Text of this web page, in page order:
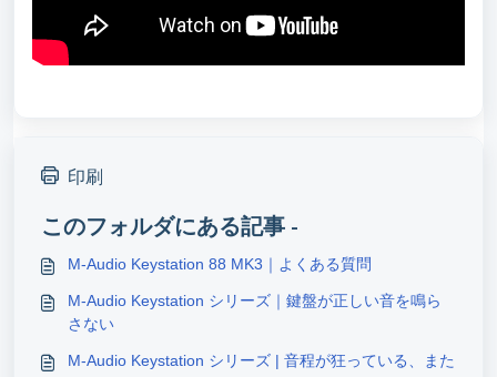
印刷
このフォルダにある記事 -
M-Audio Keystation 88 MK3｜よくある質問
M-Audio Keystation シリーズ｜鍵盤が正しい音を鳴ら
さない
M-Audio Keystation シリーズ | 音程が狂っている、また